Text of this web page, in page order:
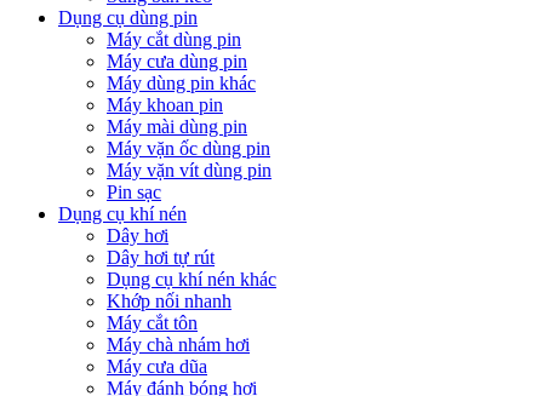
Dụng cụ dùng pin
Máy cắt dùng pin
Máy cưa dùng pin
Máy dùng pin khác
Máy khoan pin
Máy mài dùng pin
Máy vặn ốc dùng pin
Máy vặn vít dùng pin
Pin sạc
Dụng cụ khí nén
Dây hơi
Dây hơi tự rút
Dụng cụ khí nén khác
Khớp nối nhanh
Máy cắt tôn
Máy chà nhám hơi
Máy cưa dũa
Máy đánh bóng hơi